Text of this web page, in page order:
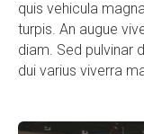
quis vehicula
turpis. An augue
diam. Sed pulvinar
dui varius viverra